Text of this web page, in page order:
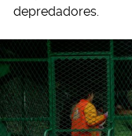
depredadores.